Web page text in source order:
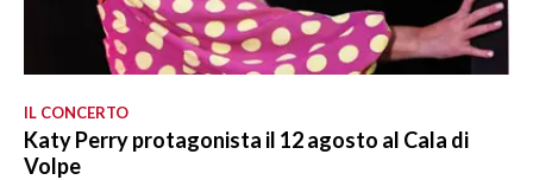
IL CONCERTO
Katy Perry protagonista il 12 agosto al Cala di
Volpe